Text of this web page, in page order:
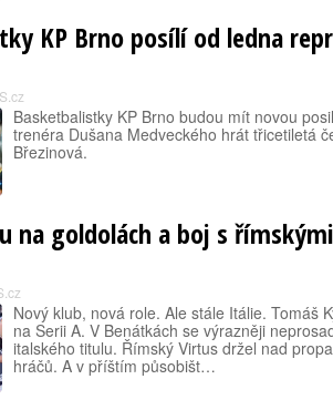
KP Brno posílí od ledna
Basketbalistky KP Brno budou mít novou
trenéra Dušana Medveckého hrát třicetiletá
Březinová.
na goldolách a boj s
Nový klub, nová role. Ale stále Itálie. Tomáš
na Serii A. V Benátkách se výrazněji
italského titulu. Římský Virtus držel nad
hráčů. A v příštím působišt…